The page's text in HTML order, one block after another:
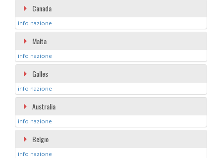
Canada
info nazione
Malta
info nazione
Galles
info nazione
Australia
info nazione
Belgio
info nazione